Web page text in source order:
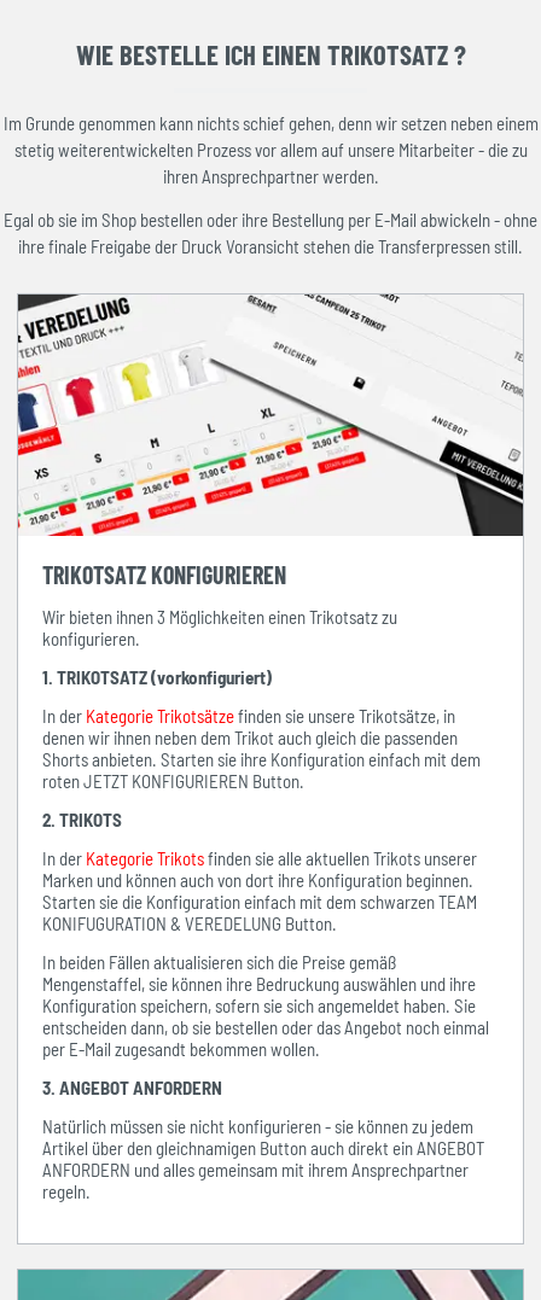
WIE BESTELLE ICH EINEN TRIKOTSATZ ?
Im Grunde genommen kann nichts schief gehen, denn wir setzen neben einem
stetig weiterentwickelten Prozess vor allem auf unsere Mitarbeiter - die zu
ihren Ansprechpartner werden.
Egal ob sie im Shop bestellen oder ihre Bestellung per E-Mail abwickeln - ohne
ihre finale Freigabe der Druck Voransicht stehen die Transferpressen still.
TRIKOTSATZ KONFIGURIEREN
Wir bieten ihnen 3 Möglichkeiten einen Trikotsatz zu
konfigurieren.
1. TRIKOTSATZ (vorkonfiguriert)
In der Kategorie Trikotsätzefinden sie unsere Trikotsätze, in
denen wir ihnen neben dem Trikot auch gleich die passenden
Shorts anbieten. Starten sie ihre Konfiguration einfach mit dem
roten JETZT KONFIGURIEREN Button.
2. TRIKOTS
In der Kategorie Trikotsfinden sie alle aktuellen Trikots unserer
Marken und können auch von dort ihre Konfiguration beginnen.
Starten sie die Konfiguration einfach mit dem schwarzen TEAM
KONIFUGURATION & VEREDELUNG Button.
In beiden Fällen aktualisieren sich die Preise gemäß
Mengenstaffel, sie können ihre Bedruckung auswählen und ihre
Konfiguration speichern, sofern sie sich angemeldet haben. Sie
entscheiden dann, ob sie bestellen oder das Angebot noch einmal
per E-Mail zugesandt bekommen wollen.
3. ANGEBOT ANFORDERN
Natürlich müssen sie nicht konfigurieren - sie können zu jedem
Artikel über den gleichnamigen Button auch direkt ein ANGEBOT
ANFORDERN und alles gemeinsam mit ihrem Ansprechpartner
regeln.